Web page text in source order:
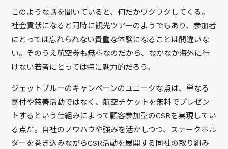
このような話を聞いていると、何だかワクワクしてくる。
社会貢献になると同時に観光ツアーのようでもあり、参加者
にとっては忘れられない貴重な体験になることは間違いな
い。そのうえ航空券も無料なのだから、なかなか海外に行
けない若者にとっては特に魅力的だろう。
ジェットブルーのキャンペーンのユニークな点は、単なる
寄付や慈善活動ではなく、航空チケットを無料でプレゼン
トするという仕組みによって顧客参加型のCSRを実現してい
る点だ。自社のノウハウや強みを活かしつつ、ステークホル
ダーを巻き込みながらCSR活動を展開する同社の取り組み